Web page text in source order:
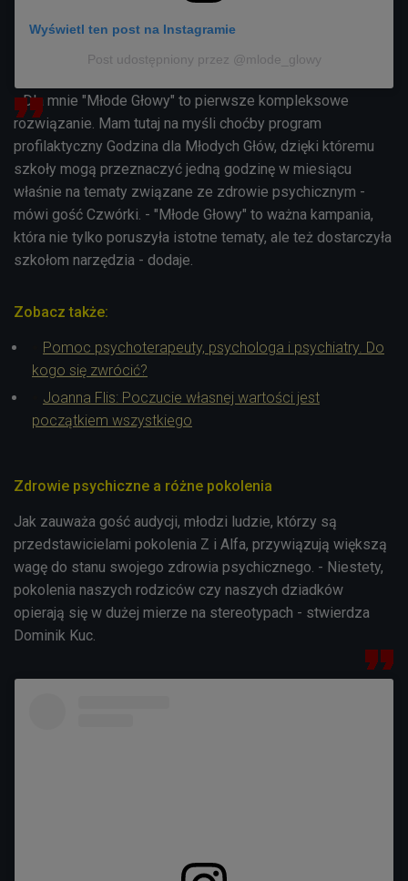
Wyświetl ten post na Instagramie
Post udostępniony przez @mlode_glowy
- Dla mnie "Młode Głowy" to pierwsze kompleksowe
rozwiązanie. Mam tutaj na myśli choćby program
profilaktyczny Godzina dla Młodych Głów, dzięki któremu
szkoły mogą przeznaczyć jedną godzinę w miesiącu
właśnie na tematy związane ze zdrowie psychicznym -
mówi gość Czwórki. - "Młode Głowy" to ważna kampania,
która nie tylko poruszyła istotne tematy, ale też dostarczyła
szkołom narzędzia - dodaje.
Zobacz także:
Pomoc psychoterapeuty, psychologa i psychiatry. Do
kogo się zwrócić?
Joanna Flis: Poczucie własnej wartości jest
początkiem wszystkiego
Zdrowie psychiczne a różne pokolenia
Jak zauważa gość audycji, młodzi ludzie, którzy są
przedstawicielami pokolenia Z i Alfa, przywiązują większą
wagę do stanu swojego zdrowia psychicznego. - Niestety,
pokolenia naszych rodziców czy naszych dziadków
opierają się w dużej mierze na stereotypach - stwierdza
Dominik Kuc.